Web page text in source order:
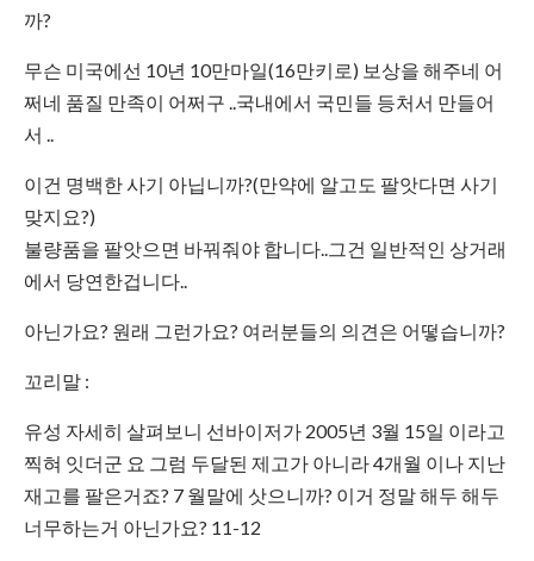
까?
무슨 미국에선 10년 10만마일(16만키로) 보상을 해주네 어
쩌네 품질 만족이 어쩌구 ..국내에서 국민들 등처서 만들어
서 ..
이건 명백한 사기 아닙니까?(만약에 알고도 팔앗다면 사기
맞지요?)
불량품을 팔앗으면 바꿔줘야 합니다..그건 일반적인 상거래
에서 당연한겁니다..
아닌가요? 원래 그런가요? 여러분들의 의견은 어떻습니까?
꼬리말 :
유성 자세히 살펴보니 선바이저가 2005년 3월 15일 이라고
찍혀 잇더군 요 그럼 두달된 제고가 아니라 4개월 이나 지난
재고를 팔은거죠? 7 월말에 삿으니까? 이거 정말 해두 해두
너무하는거 아닌가요? 11-12